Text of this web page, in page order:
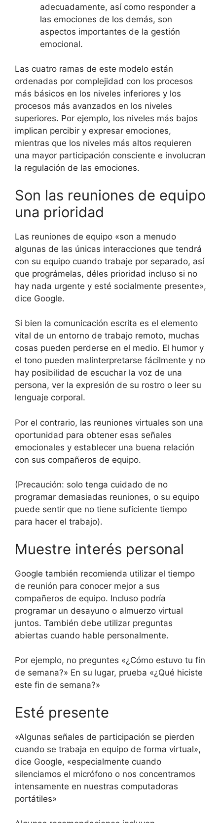
adecuadamente, así como responder a
las emociones de los demás, son
aspectos importantes de la gestión
emocional.
Las cuatro ramas de este modelo están
ordenadas por complejidad con los procesos
más básicos en los niveles inferiores y los
procesos más avanzados en los niveles
superiores. Por ejemplo, los niveles más bajos
implican percibir y expresar emociones,
mientras que los niveles más altos requieren
una mayor participación consciente e involucran
la regulación de las emociones.
Son las reuniones de equipo
una prioridad
Las reuniones de equipo «son a menudo
algunas de las únicas interacciones que tendrá
con su equipo cuando trabaje por separado, así
que prográmelas, déles prioridad incluso si no
hay nada urgente y esté socialmente presente»,
dice Google.
Si bien la comunicación escrita es el elemento
vital de un entorno de trabajo remoto, muchas
cosas pueden perderse en el medio. El humor y
el tono pueden malinterpretarse fácilmente y no
hay posibilidad de escuchar la voz de una
persona, ver la expresión de su rostro o leer su
lenguaje corporal.
Por el contrario, las reuniones virtuales son una
oportunidad para obtener esas señales
emocionales y establecer una buena relación
con sus compañeros de equipo.
(Precaución: solo tenga cuidado de no
programar demasiadas reuniones, o su equipo
puede sentir que no tiene suficiente tiempo
para hacer el trabajo).
Muestre interés personal
Google también recomienda utilizar el tiempo
de reunión para conocer mejor a sus
compañeros de equipo. Incluso podría
programar un desayuno o almuerzo virtual
juntos. También debe utilizar preguntas
abiertas cuando hable personalmente.
Por ejemplo, no preguntes «¿Cómo estuvo tu fin
de semana?» En su lugar, prueba «¿Qué hiciste
este fin de semana?»
Esté presente
«Algunas señales de participación se pierden
cuando se trabaja en equipo de forma virtual»,
dice Google, «especialmente cuando
silenciamos el micrófono o nos concentramos
intensamente en nuestras computadoras
portátiles»